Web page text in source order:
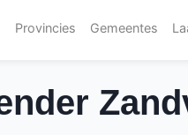
Provincies Gemeentes